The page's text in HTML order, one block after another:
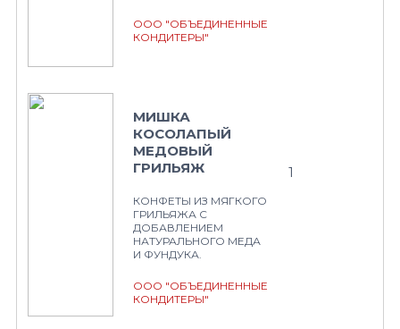
ООО "ОБЪЕДИНЕННЫЕ
КОНДИТЕРЫ"
МИШКА
КОСОЛАПЫЙ
МЕДОВЫЙ
ГРИЛЬЯЖ
КОНФЕТЫ ИЗ МЯГКОГО
ГРИЛЬЯЖА С
ДОБАВЛЕНИЕМ
НАТУРАЛЬНОГО МЕДА
И ФУНДУКА.
ООО "ОБЪЕДИНЕННЫЕ
КОНДИТЕРЫ"
1